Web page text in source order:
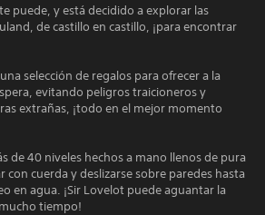
puede, y está decidido a explorar las
de castillo en castillo, ¡para encontrar
selección de regalos para ofrecer a la
evitando peligros traicioneros y
extrañas, ¡todo en el mejor momento
de 40 niveles hechos a mano llenos de pura
con cuerda y deslizarse sobre paredes hasta
en agua. ¡Sir Lovelot puede aguantar la
tiempo!